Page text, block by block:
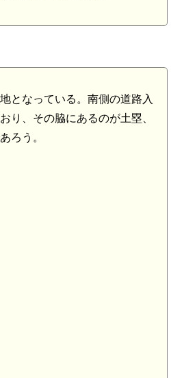
となっている。南側の道路入
り、その脇にあるのが土塁、
ろう。